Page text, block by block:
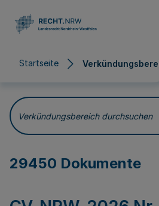
Startseite
Verkündungsbereich durchsuchen
29450 Dokumente